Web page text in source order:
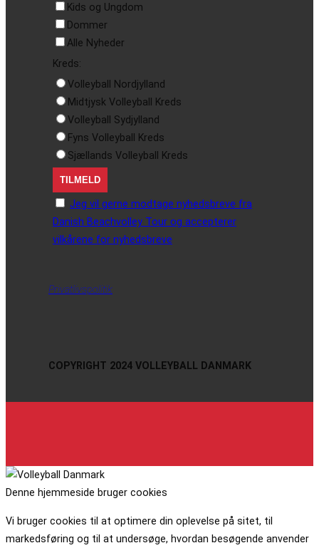
Kids og Ungdom
Dommer
Alle Nyheder
Kreds:
Volleyball Nordjylland
Midtjysk Volleyball Kreds
Volleyball Sydjylland
Fyns Volleyball Kreds
Sjællands Volleyball Kreds
Jeg vil gerne modtage nyhedsbreve fra
Danish Beachvolley Tour og accepterer
vilkårene for nyhedsbreve
Privatlivspolitik
COPYRIGHT 2024 VOLLEYBALL DANMARK
Denne hjemmeside bruger cookies
Vi bruger cookies til at optimere din oplevelse på sitet, til
markedsføring og til at undersøge, hvordan besøgende anvender